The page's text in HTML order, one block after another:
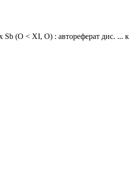
(O < XI, O) : автореферат дис. ...